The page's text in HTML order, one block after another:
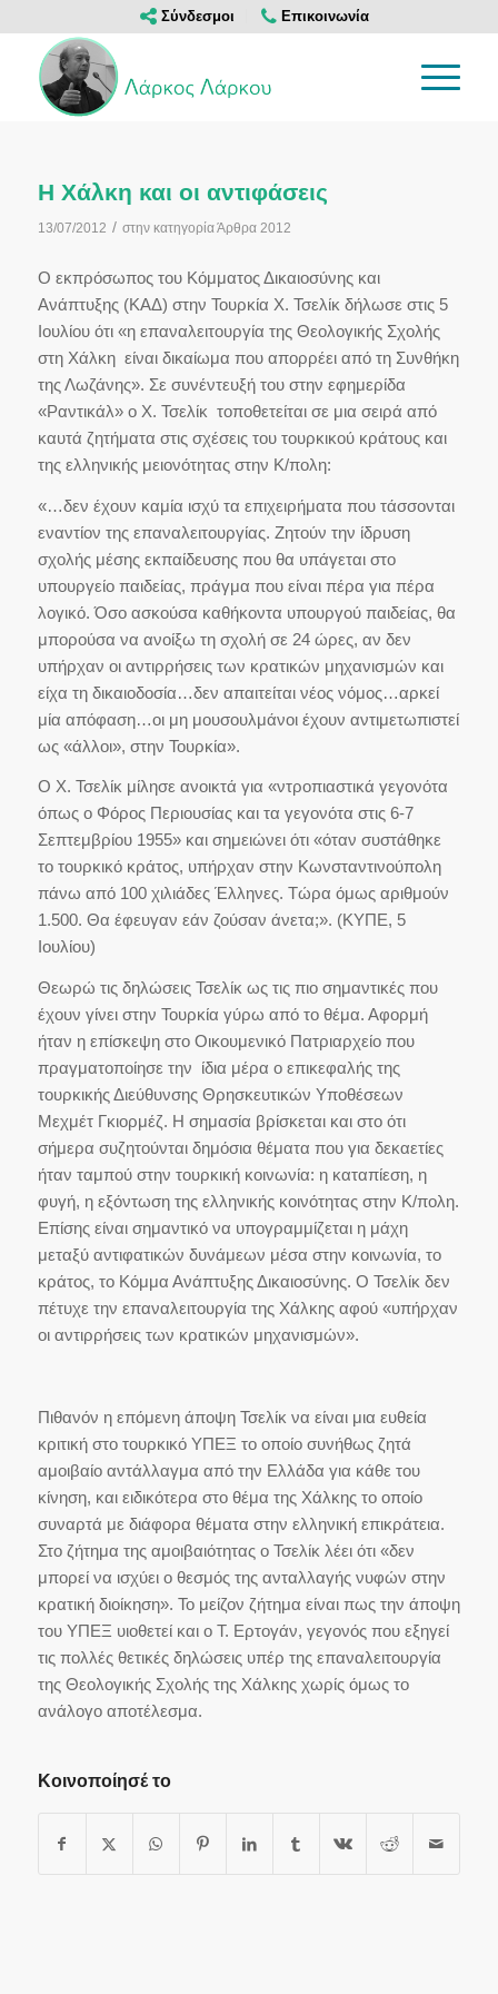
Σύνδεσμοι Επικοινωνία
Η Χάλκη και οι αντιφάσεις
13/07/2012 / στην κατηγορίαΆρθρα 2012
Ο εκπρόσωπος του Κόμματος Δικαιοσύνης και
Ανάπτυξης (ΚΑΔ) στην Τουρκία Χ. Τσελίκ δήλωσε στις 5
Ιουλίου ότι «η επαναλειτουργία της Θεολογικής Σχολής
στη Χάλκη είναι δικαίωμα που απορρέει από τη Συνθήκη
της Λωζάνης». Σε συνέντευξή του στην εφημερίδα
«Ραντικάλ» ο Χ. Τσελίκ τοποθετείται σε μια σειρά από
καυτά ζητήματα στις σχέσεις του τουρκικού κράτους και
της ελληνικής μειονότητας στην Κ/πολη:
«…δεν έχουν καμία ισχύ τα επιχειρήματα που τάσσονται
εναντίον της επαναλειτουργίας. Ζητούν την ίδρυση
σχολής μέσης εκπαίδευσης που θα υπάγεται στο
υπουργείο παιδείας, πράγμα που είναι πέρα για πέρα
λογικό. Όσο ασκούσα καθήκοντα υπουργού παιδείας, θα
μπορούσα να ανοίξω τη σχολή σε 24 ώρες, αν δεν
υπήρχαν οι αντιρρήσεις των κρατικών μηχανισμών και
είχα τη δικαιοδοσία…δεν απαιτείται νέος νόμος…αρκεί
μία απόφαση…οι μη μουσουλμάνοι έχουν αντιμετωπιστεί
ως «άλλοι», στην Τουρκία».
Ο Χ. Τσελίκ μίλησε ανοικτά για «ντροπιαστικά γεγονότα
όπως ο Φόρος Περιουσίας και τα γεγονότα στις 6-7
Σεπτεμβρίου 1955» και σημειώνει ότι «όταν συστάθηκε
το τουρκικό κράτος, υπήρχαν στην Κωνσταντινούπολη
πάνω από 100 χιλιάδες Έλληνες. Τώρα όμως αριθμούν
1.500. Θα έφευγαν εάν ζούσαν άνετα;». (ΚΥΠΕ, 5
Ιουλίου)
Θεωρώ τις δηλώσεις Τσελίκ ως τις πιο σημαντικές που
έχουν γίνει στην Τουρκία γύρω από το θέμα. Αφορμή
ήταν η επίσκεψη στο Οικουμενικό Πατριαρχείο που
πραγματοποίησε την ίδια μέρα ο επικεφαλής της
τουρκικής Διεύθυνσης Θρησκευτικών Υποθέσεων
Μεχμέτ Γκιορμέζ. Η σημασία βρίσκεται και στο ότι
σήμερα συζητούνται δημόσια θέματα που για δεκαετίες
ήταν ταμπού στην τουρκική κοινωνία: η καταπίεση, η
φυγή, η εξόντωση της ελληνικής κοινότητας στην Κ/πολη.
Επίσης είναι σημαντικό να υπογραμμίζεται η μάχη
μεταξύ αντιφατικών δυνάμεων μέσα στην κοινωνία, το
κράτος, το Κόμμα Ανάπτυξης Δικαιοσύνης. Ο Τσελίκ δεν
πέτυχε την επαναλειτουργία της Χάλκης αφού «υπήρχαν
οι αντιρρήσεις των κρατικών μηχανισμών».
Πιθανόν η επόμενη άποψη Τσελίκ να είναι μια ευθεία
κριτική στο τουρκικό ΥΠΕΞ το οποίο συνήθως ζητά
αμοιβαίο αντάλλαγμα από την Ελλάδα για κάθε του
κίνηση, και ειδικότερα στο θέμα της Χάλκης το οποίο
συναρτά με διάφορα θέματα στην ελληνική επικράτεια.
Στο ζήτημα της αμοιβαιότητας ο Τσελίκ λέει ότι «δεν
μπορεί να ισχύει ο θεσμός της ανταλλαγής νυφών στην
κρατική διοίκηση». Το μείζον ζήτημα είναι πως την άποψη
του ΥΠΕΞ υιοθετεί και ο Τ. Ερτογάν, γεγονός που εξηγεί
τις πολλές θετικές δηλώσεις υπέρ της επαναλειτουργία
της Θεολογικής Σχολής της Χάλκης χωρίς όμως το
ανάλογο αποτέλεσμα.
Κοινοποίησέ το